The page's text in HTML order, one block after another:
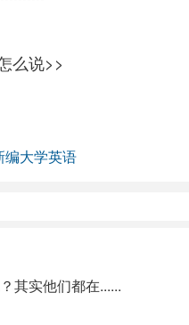
么说>>
编大学英语
其实他们都在......